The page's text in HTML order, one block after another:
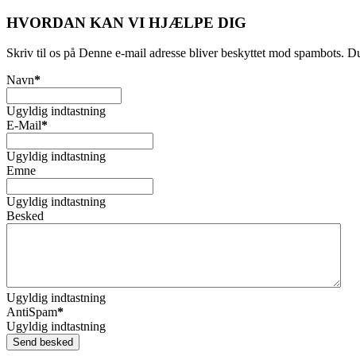
HVORDAN KAN VI HJÆLPE DIG
Skriv til os på Denne e-mail adresse bliver beskyttet mod spambots.
Navn*
Ugyldig indtastning
E-Mail*
Ugyldig indtastning
Emne
Ugyldig indtastning
Besked
Ugyldig indtastning
AntiSpam*
Ugyldig indtastning
Send besked